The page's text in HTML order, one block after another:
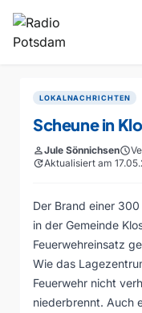
LOKALNACHRICHTEN
Scheune in
personJule Sönnichsenschedule
updateAktualisiert am
Der Brand einer
in der Gemeinde
Feuerwehreinsatz
Wie das
Feuerwehr nicht
niederbrennt. Auch